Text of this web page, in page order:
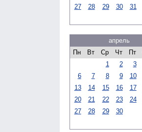
27
28 29 30 31
апрель
Пн
Вт Ср Чт Пт
1
2 3
6
7 8 9 10
13
14 15 16 17
20
21 22 23 24
27
28 29 30